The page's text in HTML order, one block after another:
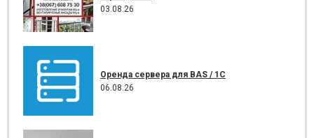
03.08.26
Оренда сервера для BAS / 1C
06.08.26